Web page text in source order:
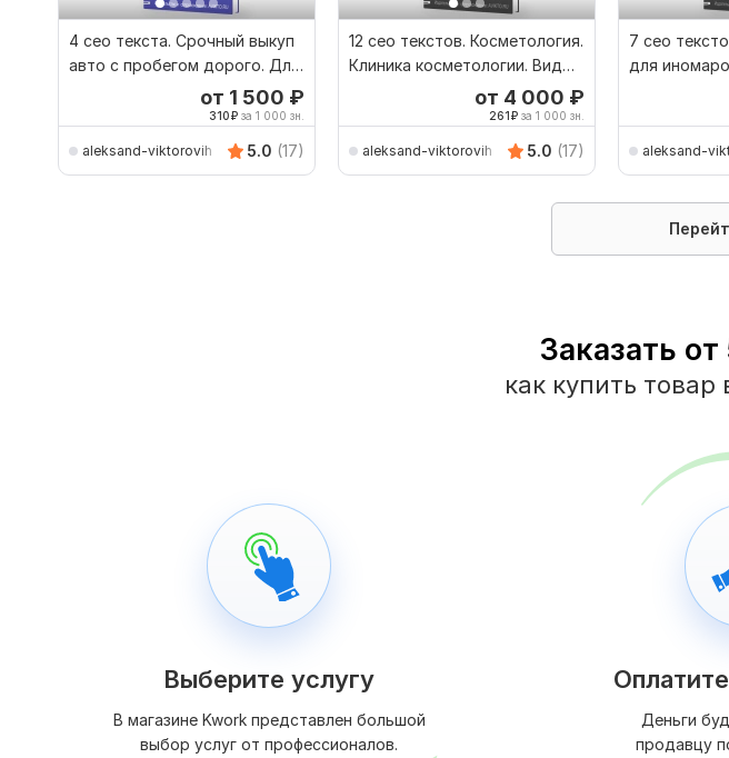
4 сео текста. Срочный выкуп
авто с пробегом дорого. Для
от 1 500 ₽
310₽ за 1 000 зн.
aleksand-viktorovih 5.0 (17)
12 сео текстов. Косметология.
Клиника косметологии. Виды
от 4 000 ₽
261₽ за 1 000 зн.
aleksand-viktorovih 5.0 (17)
7 сео
для
aleksand-
Заказать
как купить
Выберите услугу
В магазине Kwork представлен большой
выбор услуг от профессионалов.
Деньги
продавцу